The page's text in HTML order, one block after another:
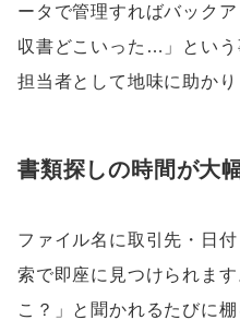
ータで管理すればバック
収書どこいった…」とい
担当者として地味に助かり
書類探しの時間が大
ファイル名に取引先・日
索で即座に見つけられま
こ？」と聞かれるたびに